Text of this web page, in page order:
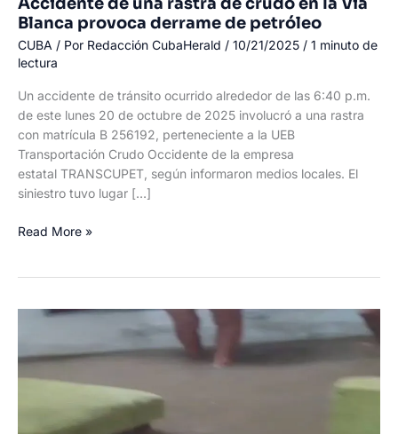
Blanca provoca derrame de petróleo
CUBA / Por Redacción CubaHerald / 10/21/2025 / 1 minuto de
lectura
Un accidente de tránsito ocurrido alrededor de las 6:40 p.m.
de este lunes 20 de octubre de 2025 involucró a una rastra
con matrícula B 256192, perteneciente a la UEB
Transportación Crudo Occidente de la empresa
estatal TRANSCUPET, según informaron medios locales. El
siniestro tuvo lugar […]
Accidente
de
la
provoca
Read More »